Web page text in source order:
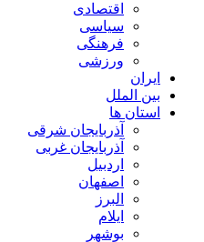
اقتصادی
سیاسی
فرهنگی
ورزشی
ایران
بین الملل
استان ها
آذربایجان شرقی
آذربایجان غربی
اردبیل
اصفهان
البرز
ایلام
بوشهر